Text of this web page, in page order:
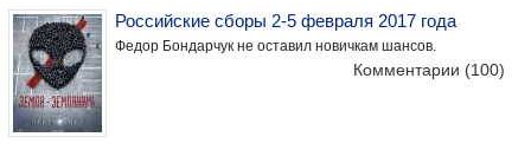
Российские сборы 2-5 февраля 2017 года
Федор Бондарчук не оставил новичкам шансов.
Комментарии (100)